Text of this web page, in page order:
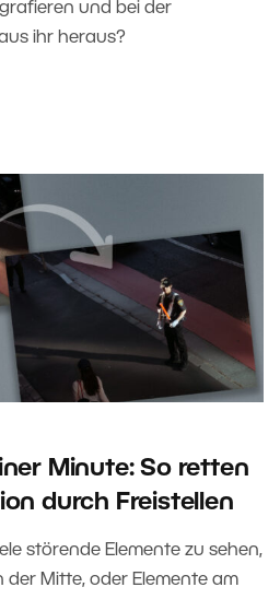
und bei der
ihr heraus?
Minute: So retten
durch Freistellen
störende Elemente zu sehen,
Mitte, oder Elemente am